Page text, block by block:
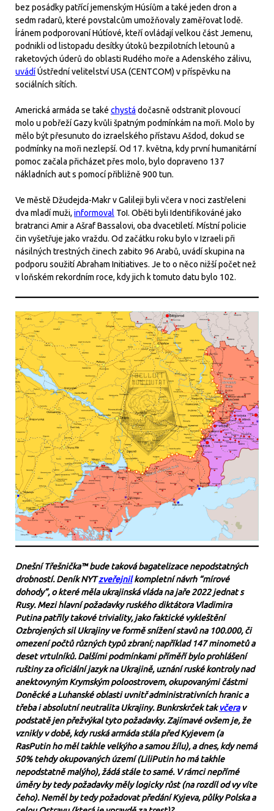
bez posádky patřící jemenským Húsíům a také jeden dron a
sedm radarů, které povstalcům umožňovaly zaměřovat lodě.
Íránem podporovaní Hútíové, kteří ovládají velkou část Jemenu,
podnikli od listopadu desítky útoků bezpilotních letounů a
raketových úderů do oblasti Rudého moře a Adenského zálivu,
uvádíÚstřední velitelství USA (CENTCOM) v příspěvku na
sociálních sítích.
Americká armáda se také chystá dočasně odstranit plovoucí
molo u pobřeží Gazy kvůli špatným podmínkám na moři. Molo by
mělo být přesunuto do izraelského přístavu Ašdod, dokud se
podmínky na moři nezlepší. Od 17. května, kdy první humanitární
pomoc začala přicházet přes molo, bylo dopraveno 137
nákladních aut s pomocí přibližně 900 tun.
Ve městě Džudejda-Makr v Galileji byli včera v noci zastřeleni
dva mladí muži, informoval ToI. Oběti byli Identifikováné jako
bratranci Amir a Ašraf Bassalovi, oba dvacetiletí. Místní policie
čin vyšetřuje jako vraždu. Od začátku roku bylo v Izraeli při
násilných trestných činech zabito 96 Arabů, uvádí skupina na
podporu soužití Abraham Initiatives. Je to o něco nižší počet než
v loňském rekordním roce, kdy jich k tomuto datu bylo 102.
Dnešní Třešnička™ bude taková bagatelizace nepodstatných
drobností.Deník NYTzveřejnilkompletní návrh “mírové
dohody”, o které měla ukrajinská vláda na jaře 2022 jednat s
Rusy. Mezi hlavní požadavky ruského diktátora Vladimira
Putina patřily takové triviality, jako faktické vykleštění
Ozbrojených sil Ukrajiny ve formě snížení stavů na 100.000, či
omezení počtů různých typů zbraní; například 147 minometů a
deset vrtulníků. Dalšími podmínkami příměří bylo prohlášení
ruštiny za oficiální jazyk na Ukrajině, uznání ruské kontroly nad
anektovyným Krymským poloostrovem, okupovanými částmi
Doněcké a Luhanské oblasti uvnitř administrativních hranic a
třeba i absolutní neutralita Ukrajiny. Bunkrskrček takvčerav
podstatě jen přežvýkal tyto požadavky. Zajímavé ovšem je, že
vznikly v době, kdy ruská armáda stála před Kyjevem (a
RasPutin ho měl takhle velkýho a samou žílu), a dnes, kdy nemá
50% tehdy okupovaných území (LiliPutin ho má takhle
nepodstatně malýho), žádá stále to samé. V rámci nepřímé
úměry by tedy požadavky měly logicky růst (na rozdíl od vy víte
čeho). Neměl by tedy požadovat předání Kyjeva, půlky Polska a